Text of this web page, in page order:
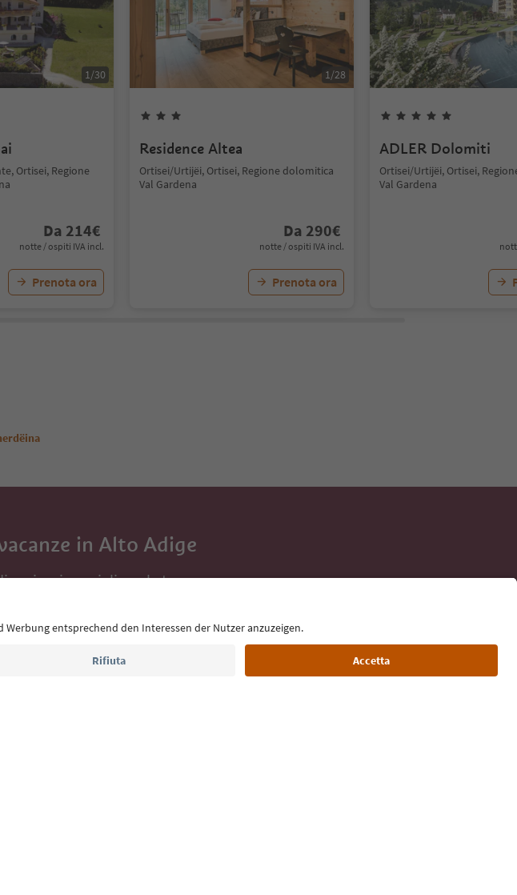
1/30
Ortisei, Regione
Da 214€
notte / ospiti IVA incl.
Prenota ora
1/28
Residence Altea
Ortisei/Urtijëi, Ortisei, Regione dolomitica
Val Gardena
Da 290€
notte / ospiti IVA incl.
Prenota ora
ADLER Dolomiti
Ortisei/Urtijëi, Ortisei,
Val Gardena
in Alto Adige
ricevi consigli per le tue vacanze,